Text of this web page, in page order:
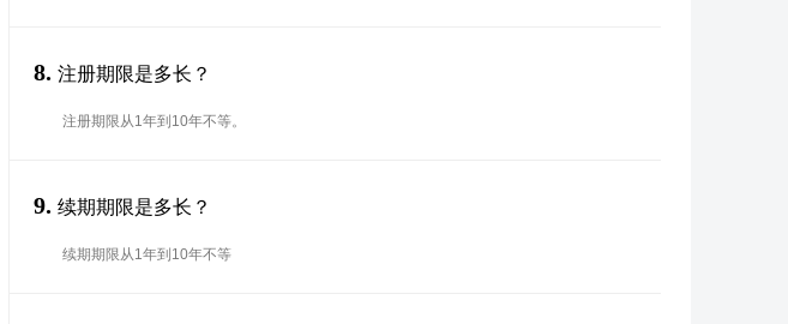
8. 注册期限是多长？
注册期限从1年到10年不等。
9. 续期期限是多长？
续期期限从1年到10年不等